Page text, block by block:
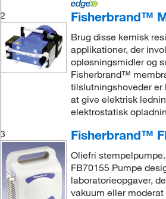
2 Fisherbrand™
Brug disse kemisk
applikationer, der
opløsningsmidler og
Fisherbrand™
tilslutningshoveder
at give elektrisk
elektrostatisk
3
Fisherbrand™
Oliefri
FB70155 Pumpe
laboratorieopgaver,
vakuum eller moderat